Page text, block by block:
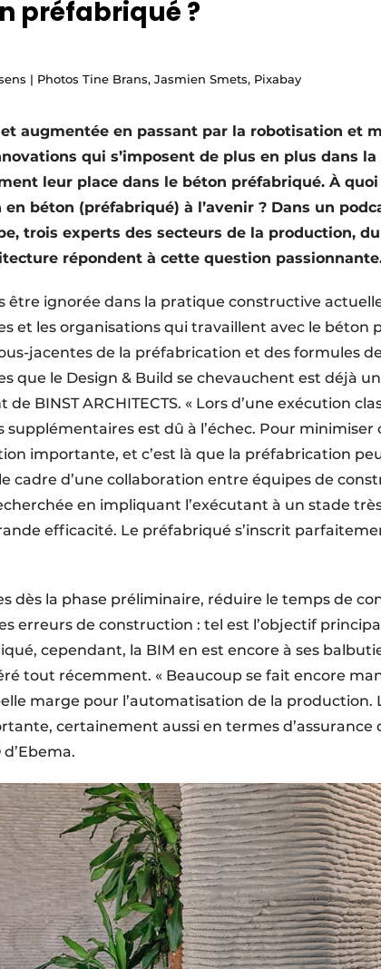
préfabriqué ?
| Photos Tine Brans, Jasmien Smets, Pixabay
augmentée en passant par la robotisation et
qui s’imposent de plus en plus dans
leur place dans le béton préfabriqué. À quoi
béton (préfabriqué) à l’avenir ? Dans un
trois experts des secteurs de la production, du
répondent à cette question
être ignorée dans la pratique constructive
et les organisations qui travaillent avec le béton
jacentes de la préfabrication et des formules de
que le Design & Build se chevauchent est déjà
BINST ARCHITECTS. « Lors d’une exécution
est dû à l’échec. Pour minimiser
importante, et c’est là que la préfabrication
cadre d’une collaboration entre équipes de
en impliquant l’exécutant à un stade
efficacité. Le préfabriqué s’inscrit
dès la phase préliminaire, réduire le temps de
erreurs de construction : tel est l’objectif
cependant, la BIM en est encore à ses
tout récemment. « Beaucoup se fait encore
marge pour l’automatisation de la production.
certainement aussi en termes d’assurance